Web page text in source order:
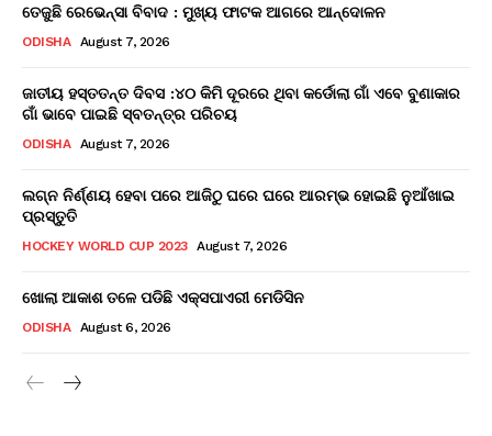
ତେଜୁଛି ରେଭେନ୍ସା ବିବାଦ : ମୁଖ୍ୟ ଫାଟକ ଆଗରେ ଆନ୍ଦୋଳନ
ODISHA August 7, 2026
ଜାତୀୟ ହସ୍ତତନ୍ତ ଦିବସ :୪୦ କିମି ଦୂରରେ ଥିବା କର୍ଡୋଲା ଗାଁ ଏବେ ବୁଣାକାର
ଗାଁ ଭାବେ ପାଇଛି ସ୍ବତନ୍ତ୍ର ପରିଚୟ
ODISHA August 7, 2026
ଲଗ୍ନ ନିର୍ଣ୍ଣୟ ହେବା ପରେ ଆଜିଠୁ ଘରେ ଘରେ ଆରମ୍ଭ ହୋଇଛି ନୁଆଁଖାଇ
ପ୍ରସ୍ତୁତି
HOCKEY WORLD CUP 2023 August 7, 2026
ଖୋଲା ଆକାଶ ତଳେ ପଡିଛି ଏକ୍ସପାଏରୀ ମେଡିସିନ
ODISHA August 6, 2026